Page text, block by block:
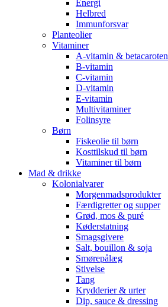
Energi
Helbred
Immunforsvar
Planteolier
Vitaminer
A-vitamin & betacaroten
B-vitamin
C-vitamin
D-vitamin
E-vitamin
Multivitaminer
Folinsyre
Børn
Fiskeolie til børn
Kosttilskud til børn
Vitaminer til børn
Mad & drikke
Kolonialvarer
Morgenmadsprodukter
Færdigretter og supper
Grød, mos & puré
Køderstatning
Smagsgivere
Salt, bouillon & soja
Smørepålæg
Stivelse
Tang
Krydderier & urter
Dip, sauce & dressing